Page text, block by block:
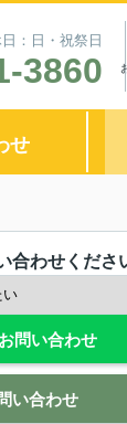
：日・祝祭日
3860
せ
合わせくださ
問い合わせ
い合わせ